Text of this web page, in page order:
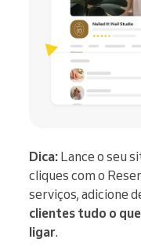
Dica: Lance o seu
cliques com o
serviços, adicione
clientes tudo o
ligar.